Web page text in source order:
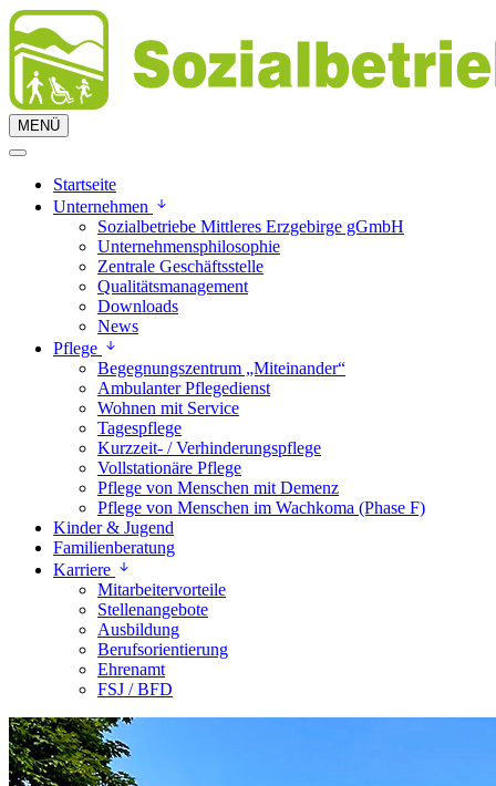
MENÜ
Startseite
Unternehmen
Sozialbetriebe Mittleres Erzgebirge gGmbH
Unternehmensphilosophie
Zentrale Geschäftsstelle
Qualitätsmanagement
Downloads
News
Pflege
Begegnungszentrum „Miteinander“
Ambulanter Pflegedienst
Wohnen mit Service
Tagespflege
Kurzzeit- / Verhinderungspflege
Vollstationäre Pflege
Pflege von Menschen mit Demenz
Pflege von Menschen im Wachkoma (Phase F)
Kinder & Jugend
Familienberatung
Karriere
Mitarbeitervorteile
Stellenangebote
Ausbildung
Berufsorientierung
Ehrenamt
FSJ / BFD